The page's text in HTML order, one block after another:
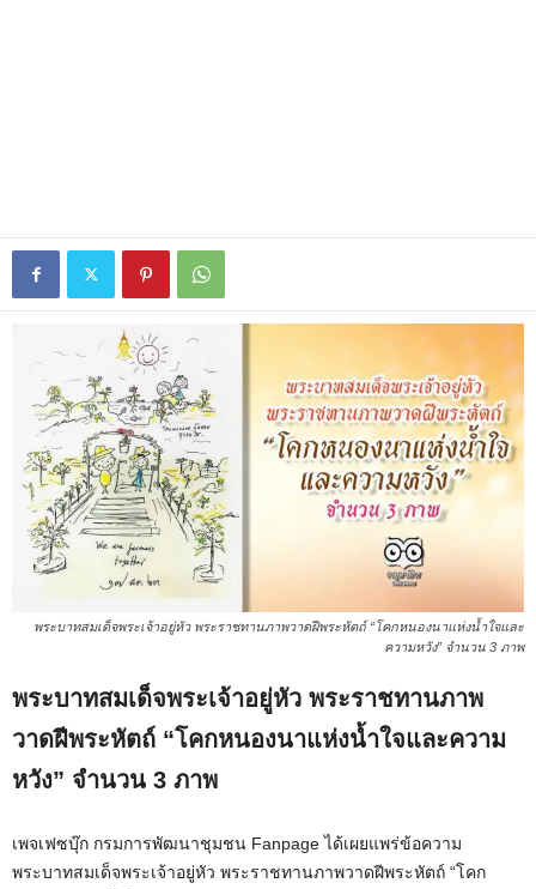
พระบาทสมเด็จพระเจ้าอยู่หัว พระราชทานภาพวาดฝีพระหัตถ์ “โคกหนองนาแห่งน้ำใจและ
ความหวัง” จำนวน 3 ภาพ
พระบาทสมเด็จพระเจ้าอยู่หัว พระราชทานภาพ
วาดฝีพระหัตถ์ “โคกหนองนาแห่งน้ำใจและความ
หวัง” จำนวน 3 ภาพ
เพจเฟซบุ๊ก กรมการพัฒนาชุมชน Fanpage ได้เผยแพร่ข้อความ
พระบาทสมเด็จพระเจ้าอยู่หัว พระราชทานภาพวาดฝีพระหัตถ์ “โคก